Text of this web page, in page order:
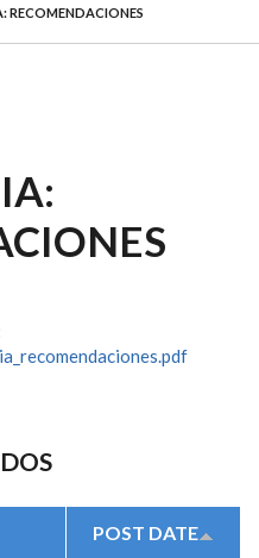
RECOMENDACIONES
POST DATE